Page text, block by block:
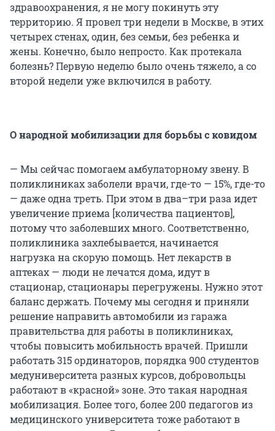
здравоохранения, я не могу покинуть эту
территорию. Я провел три недели в Москве, в этих
четырех стенах, один, без семьи, без ребенка и
жены. Конечно, было непросто. Как протекала
болезнь? Первую неделю было очень тяжело, а со
второй недели уже включился в работу.
О народной мобилизации для борьбы с ковидом
— Мы сейчас помогаем амбулаторному звену. В
поликлиниках заболели врачи, где-то — 15%, где-то
— даже одна треть. При этом в два–три раза идет
увеличение приема [количества пациентов],
потому что заболевших много. Соответственно,
поликлиника захлебывается, начинается
нагрузка на скорую помощь. Нет лекарств в
аптеках — люди не лечатся дома, идут в
стационар, стационары перегружены. Нужно этот
баланс держать. Почему мы сегодня и приняли
решение направить автомобили из гаража
правительства для работы в поликлиниках,
чтобы повысить мобильность врачей. Пришли
работать 315 ординаторов, порядка 900 студентов
медуниверситета разных курсов, добровольцы
работают в «красной» зоне. Это такая народная
мобилизация. Более того, более 200 педагогов из
медицинского университета тоже работают в